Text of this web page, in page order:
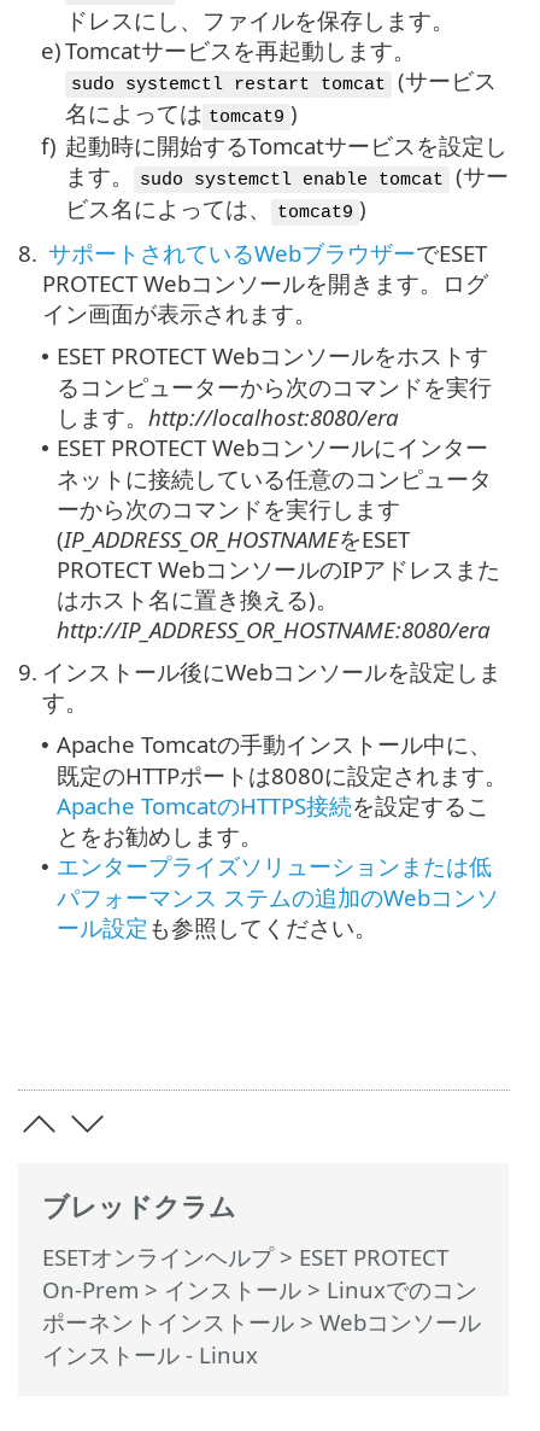
ブレッドクラム
ESETオンラインヘルプ> ESET PROTECT
On-Prem > インストール > Linuxでのコン
ポーネントインストール > Webコンソール
インストール - Linux
ドレスにし、ファイルを保存します。
e)Tomcatサービスを再起動します。
sudo systemctl restart tomcat
(サービス
名によっては tomcat9 )
f) 起動時に開始するTomcatサービスを設定し
ます。
sudo systemctl enable tomcat
(サー
ビス名によっては、
tomcat9 )
8. サポートされているWebブラウザーでESET
PROTECT Webコンソールを開きます。ログ
イン画面が表示されます。
• ESET PROTECT Webコンソールをホストす
るコンピューターから次のコマンドを実行
します。 http://localhost:8080/era
• ESET PROTECT Webコンソールにインター
ネットに接続している任意のコンピュータ
ーから次のコマンドを実行します
(IP_ADDRESS_OR_HOSTNAMEをESET
PROTECT WebコンソールのIPアドレスまた
はホスト名に置き換える)。
http://IP_ADDRESS_OR_HOSTNAME:8080/era
9. インストール後にWebコンソールを設定しま
す。
• Apache Tomcatの手動インストール中に、
既定のHTTPポートは8080に設定されます。
Apache TomcatのHTTPS接続を設定するこ
とをお勧めします。
• エンタープライズソリューションまたは低
パフォーマンス ステムの追加のWebコンソ
ール設定 も参照してください。